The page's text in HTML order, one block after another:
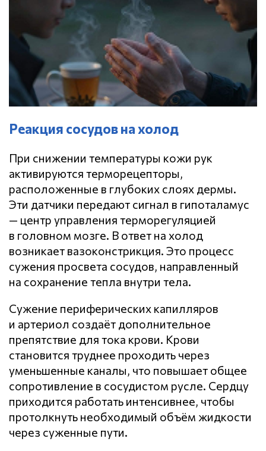
Реакция сосудов на холод
При снижении температуры кожи рук
активируются терморецепторы,
расположенные в глубоких слоях дермы.
Эти датчики передают сигнал в гипоталамус
— центр управления терморегуляцией
в головном мозге. В ответ на холод
возникает вазоконстрикция. Это процесс
сужения просвета сосудов, направленный
на сохранение тепла внутри тела.
Сужение периферических капилляров
и артериол создаёт дополнительное
препятствие для тока крови. Крови
становится труднее проходить через
уменьшенные каналы, что повышает общее
сопротивление в сосудистом русле. Сердцу
приходится работать интенсивнее, чтобы
протолкнуть необходимый объём жидкости
через суженные пути.